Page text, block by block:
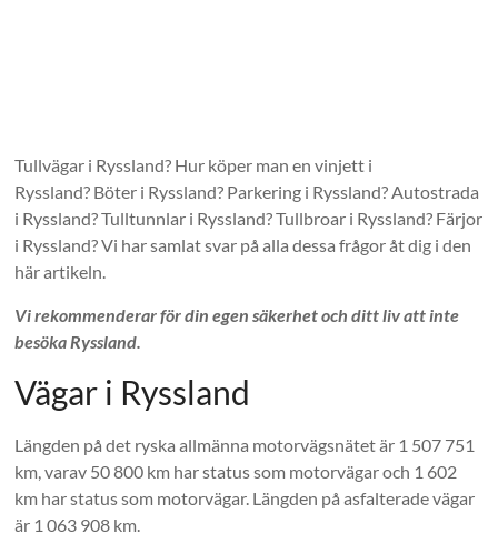
Tullvägar i Ryssland? Hur köper man en vinjett i
Ryssland? Böter i Ryssland? Parkering i Ryssland? Autostrada
i Ryssland? Tulltunnlar i Ryssland? Tullbroar i Ryssland? Färjor
i Ryssland? Vi har samlat svar på alla dessa frågor åt dig i den
här artikeln.
Vi rekommenderar för din egen säkerhet och ditt liv att inte
besöka Ryssland.
Vägar i Ryssland
Längden på det ryska allmänna motorvägsnätet är 1 507 751
km, varav 50 800 km har status som motorvägar och 1 602
km har status som motorvägar. Längden på asfalterade vägar
är 1 063 908 km.